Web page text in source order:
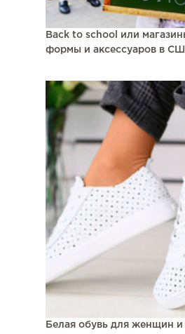
Back to school или
формы и аксессуаров в
Белая обувь для женщин